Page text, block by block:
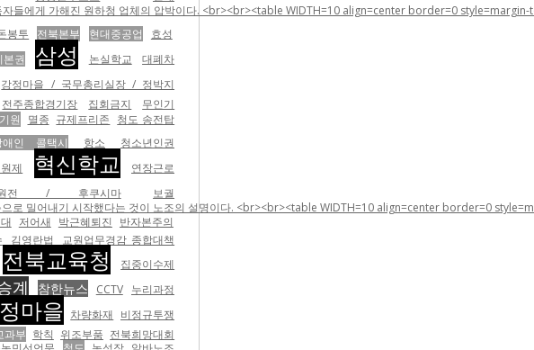
자들에게 가해진 원하청 업체의 압박이다. <br><br><table WIDTH=10 align=center border=0
봉투 전북본부 현대중공업 효성
본권 삼성 논실학교
대폐차
강정마을 / 국무총리실장 / 정박지
전주종합경기장 집회금지
무인기
원 멸종 규제프리존 청도 송전탑
애인 콜택시 항소
청소년인권
제 혁신학교 연장근로
전 / 후쿠시마
보궐
으로 밀어내기 시작했다는 것이 노조의 설명이다. <br><br><table WIDTH=10 align=center border=0
저어새 박근혜퇴진
반자본주의
김영란법
교원업무경감 종합대책
전북교육청 집중이수제
계 참한뉴스 CCTV
누리과정
마을 차량화재 비정규투쟁
과부 학칙 위조부품 전북희망대회